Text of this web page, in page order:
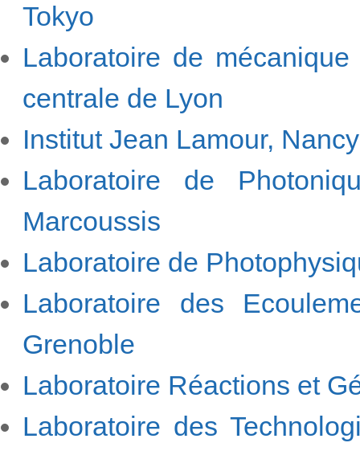
Tokyo
Laboratoire de
centrale de Lyon
Institut Jean Lamour, Nancy
Laboratoire de
Marcoussis
Laboratoire de
Laboratoire des
Grenoble
Laboratoire Réactions et
Laboratoire des